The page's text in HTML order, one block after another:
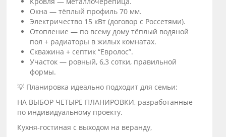
Окна — тёплый профиль 70 мм.
Электричество 15 кВт (договор с Россетями).
Отопление — по всему дому тёплый водяной
пол + радиаторы в жилых комнатах.
Скважина + септик “Евролос”.
Участок — ровный, 6,3 сотки, правильной
формы.
💡 Планировка идеально подходит для семьи:
НА ВЫБОР ЧЕТЫРЕ ПЛАНИРОВКИ, разработанные
по индивидуальному проекту.
Кухня‑гостиная с выходом на веранду,